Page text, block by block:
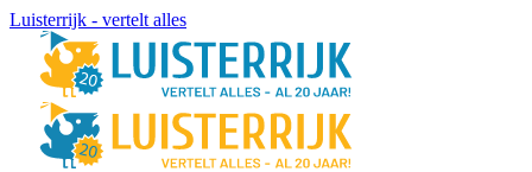
Luisterrijk - vertelt alles